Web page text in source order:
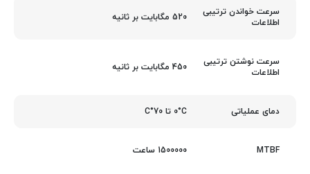
سرعت خواندن ترتیبی
اطلاعات
520 مگابایت بر ثانیه
سرعت نوشتن ترتیبی
اطلاعات
450 مگابایت بر ثانیه
دمای عملیاتی 0°C تا 70°C
MTBF 1500000 ساعت